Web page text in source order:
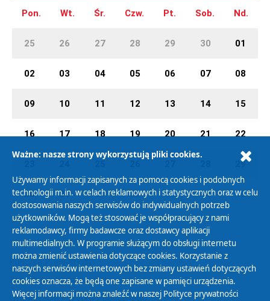
Pon. Wt. Śr. Czw. Pt. Sob. Nd.
25 26 27 28 29 30 01
02 03 04 05 06 07 08
09 10 11 12 13 14 15
16 17 18 19 20 21 22
29
30 31 01 02 03 04 05
Polityka Prywatności
Zasady korzystania z Serwisu
Organizacje Pożytku Publicznego
Ważne: nasze strony wykorzystują pliki cookies.
Używamy informacji zapisanych za pomocą cookies i podobnych
technologii m.in. w celach reklamowych i statystycznych oraz w celu
dostosowania naszych serwisów do indywidualnych potrzeb
użytkowników. Mogą też stosować je współpracujący z nami
reklamodawcy, firmy badawcze oraz dostawcy aplikacji
multimedialnych. W programie służącym do obsługi internetu
można zmienić ustawienia dotyczące cookies. Korzystanie z
naszych serwisów internetowych bez zmiany ustawień dotyczących
cookies oznacza, że będą one zapisane w pamięci urządzenia.
Więcej informacji można znaleźć w naszej Polityce prywatności